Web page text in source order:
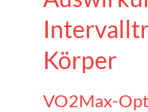
Körper
VO2Max-